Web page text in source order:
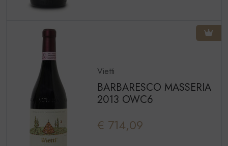
Vietti
BARBARESCO MASSERIA
2013 OWC6
€ 714,09